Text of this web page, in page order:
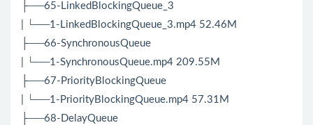
├──65-LinkedBlockingQueue_3
| └──1-LinkedBlockingQueue_3.mp4 52.46M
├──66-SynchronousQueue
| └──1-SynchronousQueue.mp4 209.55M
├──67-PriorityBlockingQueue
| └──1-PriorityBlockingQueue.mp4 57.31M
├──68-DelayQueue